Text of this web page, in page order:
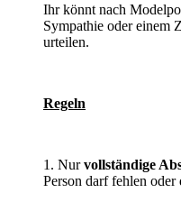
Ihr könnt nach
Sympathie oder einem
urteilen.
Regeln
1. Nurvollständige
Person darf fehlen